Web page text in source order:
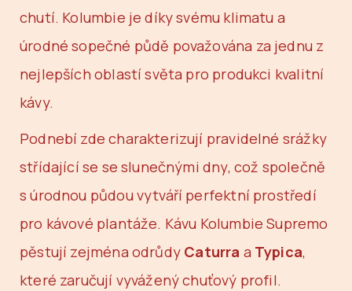
chutí. Kolumbie je díky svému klimatu a
úrodné sopečné půdě považována za jednu z
nejlepších oblastí světa pro produkci kvalitní
kávy.
Podnebí zde charakterizují pravidelné srážky
střídající se se slunečnými dny, což společně
s úrodnou půdou vytváří perfektní prostředí
pro kávové plantáže. Kávu Kolumbie Supremo
pěstují zejména odrůdy Caturra a Typica,
které zaručují vyvážený chuťový profil.